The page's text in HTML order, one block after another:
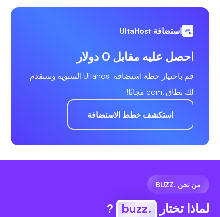
استضافة UltaHost
احصل عليه مقابل 0 دولار
قم باختيار خطة استضافة Ultahost السنوية وسنقدم
لك نطاق .com مجانًا!
استكشف خطط الاستضافة
من نحن .BUZZ
لماذا تختار .buzz
?